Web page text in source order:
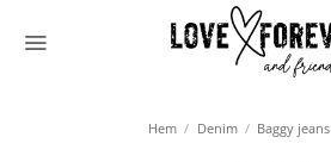
Hem / Denim / Baggy jeans